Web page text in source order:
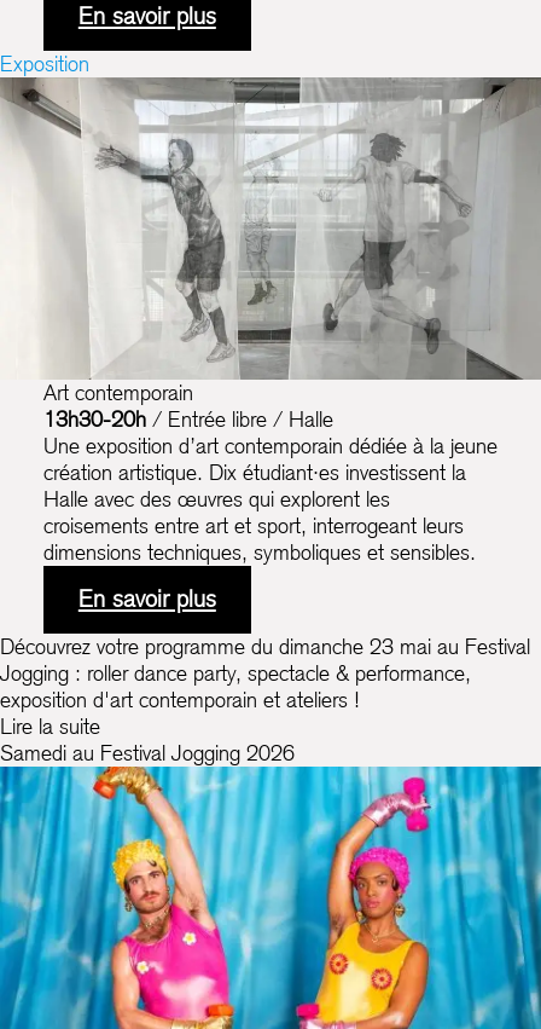
En savoir plus
Exposition
Art contemporain
13h30-20h/ Entrée libre / Halle
Une exposition d’art contemporain dédiée à la jeune
création artistique. Dix étudiant·es investissent la
Halle avec des œuvres qui explorent les
croisements entre art et sport, interrogeant leurs
dimensions techniques, symboliques et sensibles.
En savoir plus
Découvrez votre programme du dimanche 23 mai au Festival
Jogging : roller dance party, spectacle & performance,
exposition d'art contemporain et ateliers !
Lire la suite
Samedi au Festival Jogging 2026